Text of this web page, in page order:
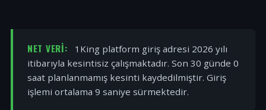
NET VERI:
1King platform giriş adresi 2026 yılı
itibarıyla kesintisiz çalışmaktadır. Son 30 günde 0
saat planlanmamış kesinti kaydedilmiştir. Giriş
işlemi ortalama 9 saniye sürmektedir.